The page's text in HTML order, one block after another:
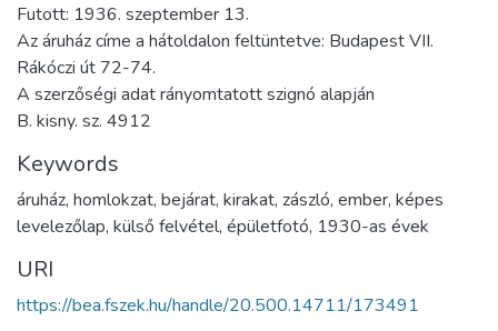
Futott: 1936. szeptember 13.
Az áruház címe a hátoldalon feltüntetve: Budapest VII.
Rákóczi út 72-74.
A szerzőségi adat rányomtatott szignó alapján
B. kisny. sz. 4912
Keywords
áruház, homlokzat, bejárat, kirakat, zászló, ember, képes
levelezőlap, külső felvétel, épületfotó, 1930-as évek
URI
https://bea.fszek.hu/handle/20.500.14711/173491